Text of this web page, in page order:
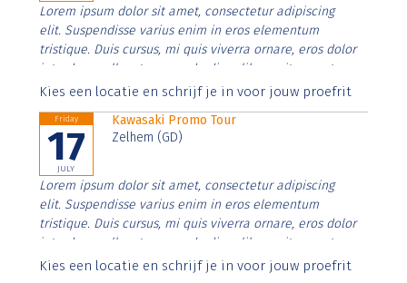
Lorem ipsum dolor sit amet, consectetur adipiscing
elit. Suspendisse varius enim in eros elementum
tristique. Duis cursus, mi quis viverra ornare, eros dolor
interdum nulla, ut commodo diam libero vitae erat.
Aenean faucibus nibh et justo cursus id rutrum lorem
Kies een locatie en schrijf je in voor jouw proefrit
Friday
17
JULY
Kawasaki Promo Tour
Zelhem (GD)
Lorem ipsum dolor sit amet, consectetur adipiscing
elit. Suspendisse varius enim in eros elementum
tristique. Duis cursus, mi quis viverra ornare, eros dolor
interdum nulla, ut commodo diam libero vitae erat.
Aenean faucibus nibh et justo cursus id rutrum lorem
Kies een locatie en schrijf je in voor jouw proefrit